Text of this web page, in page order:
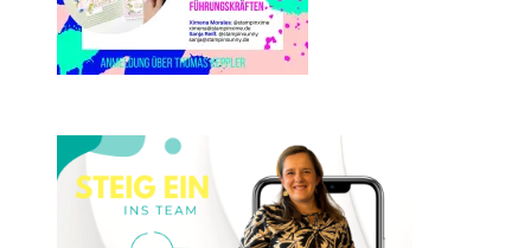
Einsteigen 2025 im Team
Stampin‘ Sunny
23. Januar 2025